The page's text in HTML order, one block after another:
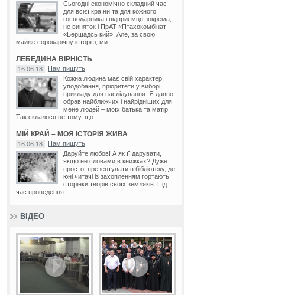
Сьогодні економічно складний час
для всієї країни та для кожного
господарника і підприємця зокрема,
не виняток і ПрАТ «Птахокомбінат
«Бершадсь кий». Але, за свою
майже сорокарічну історію, ми...
ЛЕБЕДИНА ВІРНІСТЬ
16.06.18
Нам пишуть
Кожна людина має свій характер,
уподобання, пріоритети у виборі
прикладу для наслідування. Я давно
обрав найближчих і найрідніших для
мене людей – моїх батька та матір.
Так склалося не тому, що...
МІЙ КРАЙ – МОЯ ІСТОРІЯ ЖИВА
16.06.18
Нам пишуть
Даруйте любов! А як її дарувати,
якщо не словами в книжках? Дуже
просто: презентувати в бібліотеку, де
юні читачі із захопленням гортають
сторінки творів своїх земляків. Під
час проведення...
ВІДЕО